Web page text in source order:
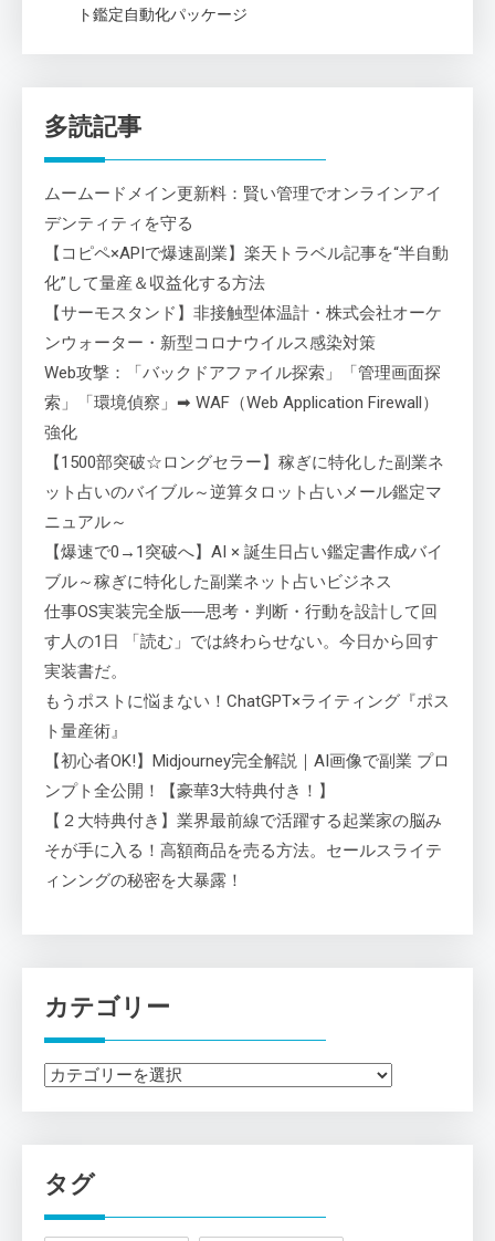
ト鑑定自動化パッケージ
多読記事
ムームードメイン更新料：賢い管理でオンラインアイ
デンティティを守る
【コピペ×APIで爆速副業】楽天トラベル記事を“半自動
化”して量産＆収益化する方法
【サーモスタンド】非接触型体温計・株式会社オーケ
ンウォーター・新型コロナウイルス感染対策
Web攻撃：「バックドアファイル探索」「管理画面探
索」「環境偵察」➡ WAF（Web Application Firewall）
強化
【1500部突破☆ロングセラー】稼ぎに特化した副業ネ
ット占いのバイブル～逆算タロット占いメール鑑定マ
ニュアル～
【爆速で0→1突破へ】AI × 誕生日占い鑑定書作成バイ
ブル～稼ぎに特化した副業ネット占いビジネス
仕事OS実装完全版──思考・判断・行動を設計して回
す人の1日 「読む」では終わらせない。今日から回す
実装書だ。
もうポストに悩まない！ChatGPT×ライティング『ポス
ト量産術』
【初心者OK!】Midjourney完全解説｜AI画像で副業 プロ
ンプト全公開！【豪華3大特典付き！】
【２大特典付き】業界最前線で活躍する起業家の脳み
そが手に入る！高額商品を売る方法。セールスライテ
ィンングの秘密を大暴露！
カテゴリー
カ
ー
タグ